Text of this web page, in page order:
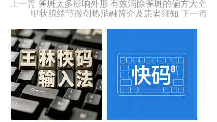
羊
喜
于
09-
布,
被
上一篇 雀斑太多影响外形 有效消除雀斑的偏方大全
甲状腺结节微创热消融简介及患者须知 下一篇
相
关
文
章
樱
桃